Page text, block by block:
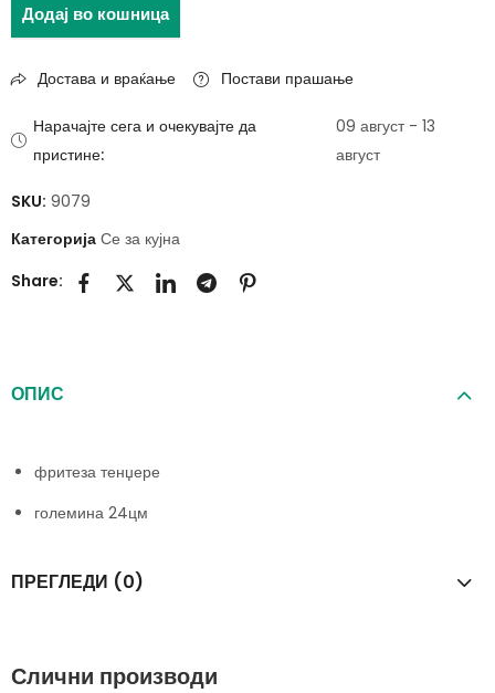
Додај во кошница
Достава и враќање Постави прашање
Нарачајте сега и очекувајте да
пристине:
09 август - 13
август
SKU: 9079
Категорија Се за кујна
Share:
ОПИС
фритеза тенџере
големина 24цм
ПРЕГЛЕДИ (0)
Слични производи